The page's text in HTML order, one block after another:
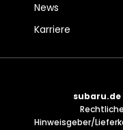
News
Karriere
subaru.de
Hinweisgeber/